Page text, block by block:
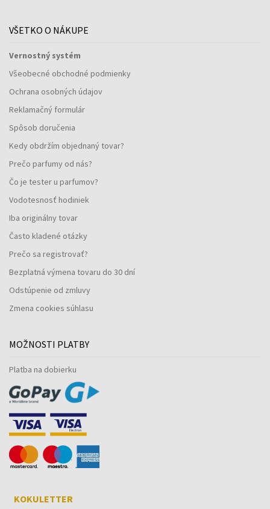
VŠETKO O NÁKUPE
Vernostný systém
Všeobecné obchodné podmienky
Ochrana osobných údajov
Reklamačný formulár
Spôsob doručenia
Kedy obdržím objednaný tovar?
Prečo parfumy od nás?
Čo je tester u parfumov?
Vodotesnosť hodiniek
Iba originálny tovar
Často kladené otázky
Prečo sa registrovať?
Bezplatná výmena tovaru do 30 dní
Odstúpenie od zmluvy
Zmena cookies súhlasu
MOŽNOSTI PLATBY
Platba na dobierku
KOKULETTER